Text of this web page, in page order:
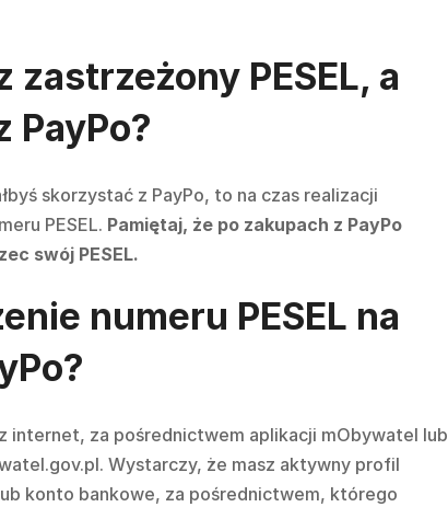
PESEL, a
PayPo?
skorzystać z PayPo, to na czas realizacji
PESEL. Pamiętaj, że po zakupach z PayPo
swój PESEL.
numeru PESEL na
internet, za pośrednictwem aplikacji mObywatel lub
Wystarczy, że masz aktywny profil
konto bankowe, za pośrednictwem, którego